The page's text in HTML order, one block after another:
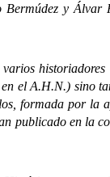
y Álvar
historiadores
el A.H.N.) sino
formada por la
publicado en la